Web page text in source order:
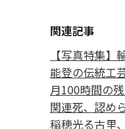
関連記事
【写真特集
能登の伝統工
月100時間の
関連死、認め
稲穂光る古里